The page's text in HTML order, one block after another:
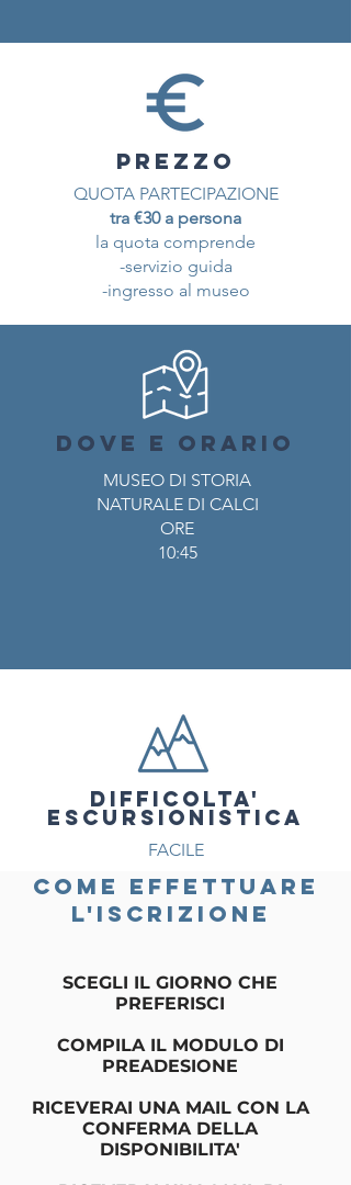
PREZZO
QUOTA PARTECIPAZIONE
tra €30 a persona
la quota comprende
-servizio guida
-ingresso al museo
DOVE E ORARIO
MUSEO DI STORIA
NATURALE DI CALCI
ORE
10:45
DIFFICOLTA'
ESCURSIONISTICA
FACILE
COME effettuare
l'iscrizione
SCEGLI IL GIORNO CHE
PREFERISCI
COMPILA IL MODULO DI
PREADESIONE
RICEVERAI UNA MAIL CON LA
CONFERMA DELLA
DISPONIBILITA'